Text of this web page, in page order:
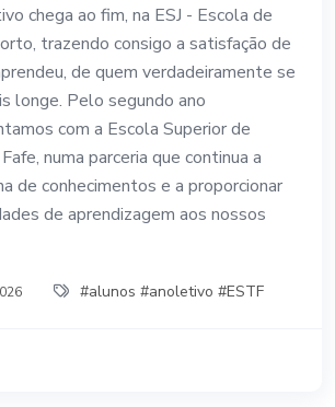
chega ao fim, na ESJ - Escola de
trazendo consigo a satisfação de
de quem verdadeiramente se
longe. Pelo segundo ano
com a Escola Superior de
numa parceria que continua a
de conhecimentos e a proporcionar
de aprendizagem aos nossos
#alunos #anoletivo #ESTF